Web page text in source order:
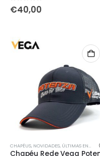
0out of 5
€40,00
CHAPÉUS, NOVIDADES, ÚLTIMAS ENTRADAS